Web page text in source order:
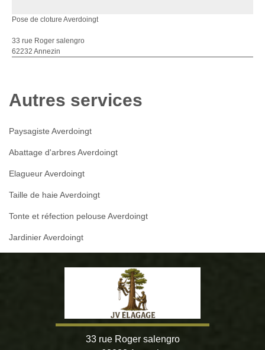
Pose de cloture Averdoingt
33 rue Roger salengro
62232 Annezin
Autres services
Paysagiste Averdoingt
Abattage d'arbres Averdoingt
Elagueur Averdoingt
Taille de haie Averdoingt
Tonte et réfection pelouse Averdoingt
Jardinier Averdoingt
33 rue Roger salengro